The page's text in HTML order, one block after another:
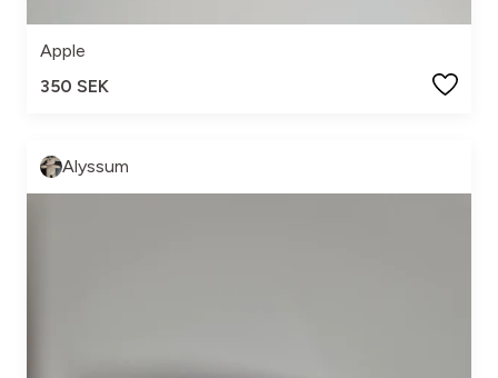
Apple
350 SEK
Alyssum